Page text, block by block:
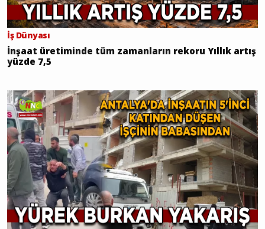
İş Dünyası
İnşaat üretiminde tüm zamanların rekoru Yıllık artış
yüzde 7,5